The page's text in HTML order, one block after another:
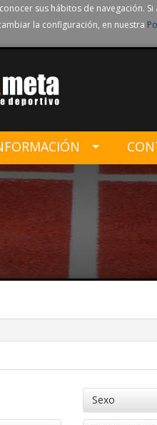
sus hábitos de navegación.
la configuración, en nuestra
Sexo